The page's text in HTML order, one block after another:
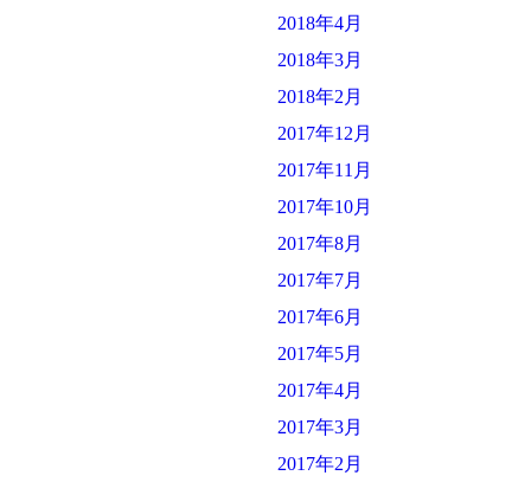
2018年4月
2018年3月
2018年2月
2017年12月
2017年11月
2017年10月
2017年8月
2017年7月
2017年6月
2017年5月
2017年4月
2017年3月
2017年2月